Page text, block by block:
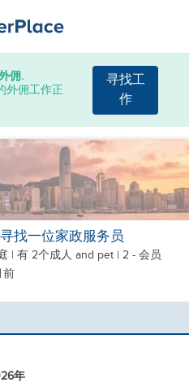
佣.
外佣工作正
寻找工
作
找一位家政服务员
| 有 2个成人 and pet | 2 - 会员
前
年